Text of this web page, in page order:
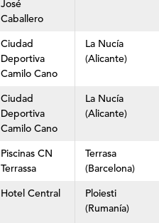
José
Caballero
Ciudad
Deportiva
Camilo Cano
La Nucía
(Alicante)
Ciudad
Deportiva
Camilo Cano
La Nucía
(Alicante)
Piscinas CN
Terrassa
Terrasa
(Barcelona)
Hotel Central
Ploiesti
(Rumanía)